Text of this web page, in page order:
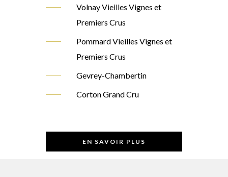
Volnay Vieilles Vignes et
Premiers Crus
Pommard Vieilles Vignes et
Premiers Crus
Gevrey-Chambertin
Corton Grand Cru
EN SAVOIR PLUS